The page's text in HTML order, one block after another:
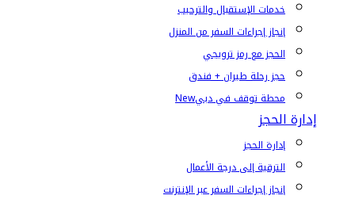
خدمات الإستقبال والترحيب
إنجاز إجراءات السفر من المنزل
الحجز مع رمز ترويجي
حجز رحلة طيران + فندق
محطة توقف في دبيNew
إدارة الحجز
إدارة الحجز
الترقية إلى درجة الأعمال
إنجاز إجراءات السفر عبر الإنترنت